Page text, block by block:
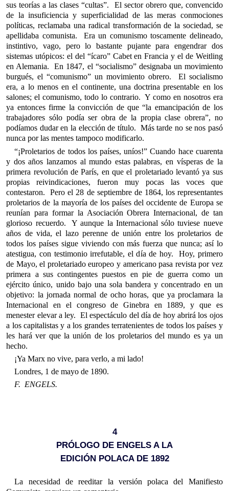
sus teorías a las clases “cultas”. El sector obrero que, convencido
de la insuficiencia y superficialidad de las meras conmociones
políticas, reclamaba una radical transformación de la sociedad, se
apellidaba comunista. Era un comunismo toscamente delineado,
instintivo, vago, pero lo bastante pujante para engendrar dos
sistemas utópicos: el del “ícaro” Cabet en Francia y el de Weitling
en Alemania. En 1847, el “socialismo” designaba un movimiento
burgués, el “comunismo” un movimiento obrero. El socialismo
era, a lo menos en el continente, una doctrina presentable en los
salones; el comunismo, todo lo contrario. Y como en nosotros era
ya entonces firme la convicción de que “la emancipación de los
trabajadores sólo podía ser obra de la propia clase obrera”, no
podíamos dudar en la elección de título. Más tarde no se nos pasó
nunca por las mentes tampoco modificarlo.
“¡Proletarios de todos los países, uníos!” Cuando hace cuarenta
y dos años lanzamos al mundo estas palabras, en vísperas de la
primera revolución de París, en que el proletariado levantó ya sus
propias reivindicaciones, fueron muy pocas las voces que
contestaron. Pero el 28 de septiembre de 1864, los representantes
proletarios de la mayoría de los países del occidente de Europa se
reunían para formar la Asociación Obrera Internacional, de tan
glorioso recuerdo. Y aunque la Internacional sólo tuviese nueve
años de vida, el lazo perenne de unión entre los proletarios de
todos los países sigue viviendo con más fuerza que nunca; así lo
atestigua, con testimonio irrefutable, el día de hoy. Hoy, primero
de Mayo, el proletariado europeo y americano pasa revista por vez
primera a sus contingentes puestos en pie de guerra como un
ejército único, unido bajo una sola bandera y concentrado en un
objetivo: la jornada normal de ocho horas, que ya proclamara la
Internacional en el congreso de Ginebra en 1889, y que es
menester elevar a ley. El espectáculo del día de hoy abrirá los ojos
a los capitalistas y a los grandes terratenientes de todos los países y
les hará ver que la unión de los proletarios del mundo es ya un
hecho.
¡Ya Marx no vive, para verlo, a mi lado!
Londres, 1 de mayo de 1890.
F. ENGELS.
4
PRÓLOGO DE ENGELS A LA
EDICIÓN POLACA DE 1892
La necesidad de reeditar la versión polaca del Manifiesto